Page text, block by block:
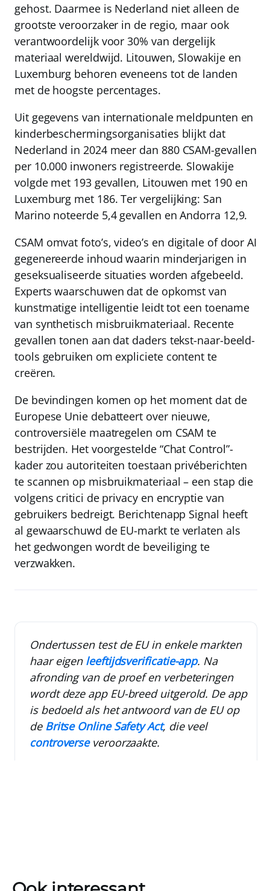
gehost. Daarmee is Nederland niet alleen de
grootste veroorzaker in de regio, maar ook
verantwoordelijk voor 30% van dergelijk
materiaal wereldwijd. Litouwen, Slowakije en
Luxemburg behoren eveneens tot de landen
met de hoogste percentages.
Uit gegevens van internationale meldpunten en
kinderbeschermingsorganisaties blijkt dat
Nederland in 2024 meer dan 880 CSAM-gevallen
per 10.000 inwoners registreerde. Slowakije
volgde met 193 gevallen, Litouwen met 190 en
Luxemburg met 186. Ter vergelijking: San
Marino noteerde 5,4 gevallen en Andorra 12,9.
CSAM omvat foto’s, video’s en digitale of door AI
gegenereerde inhoud waarin minderjarigen in
geseksualiseerde situaties worden afgebeeld.
Experts waarschuwen dat de opkomst van
kunstmatige intelligentie leidt tot een toename
van synthetisch misbruikmateriaal. Recente
gevallen tonen aan dat daders tekst-naar-beeld-
tools gebruiken om expliciete content te
creëren.
De bevindingen komen op het moment dat de
Europese Unie debatteert over nieuwe,
controversiële maatregelen om CSAM te
bestrijden. Het voorgestelde “Chat Control”-
kader zou autoriteiten toestaan privéberichten
te scannen op misbruikmateriaal – een stap die
volgens critici de privacy en encryptie van
gebruikers bedreigt. Berichtenapp Signal heeft
al gewaarschuwd de EU-markt te verlaten als
het gedwongen wordt de beveiliging te
verzwakken.
Ondertussen test de EU in enkele markten
haar eigen leeftijdsverificatie-app. Na
afronding van de proef en verbeteringen
wordt deze app EU-breed uitgerold. De app
is bedoeld als het antwoord van de EU op
de Britse Online Safety Act, die veel
controverseveroorzaakte.